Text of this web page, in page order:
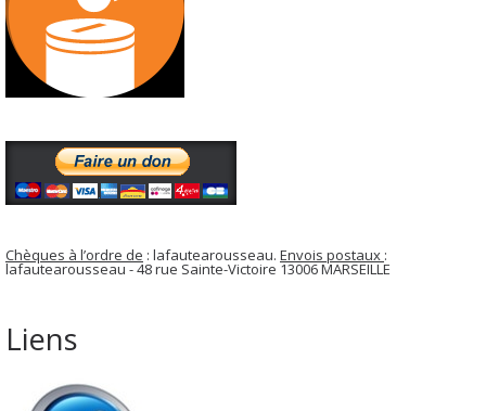
Chèques à l’ordre de : lafautearousseau. Envois postaux :
lafautearousseau - 48 rue Sainte-Victoire 13006 MARSEILLE
Liens